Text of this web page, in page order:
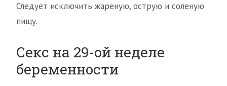
Следует исключить жареную, острую и соленую
пищу.
Секс на 29-ой неделе
беременности